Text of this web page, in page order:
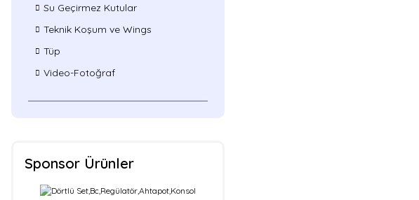
Su Geçirmez Kutular
Teknik Koşum ve Wings
Tüp
Video-Fotoğraf
Sponsor Ürünler